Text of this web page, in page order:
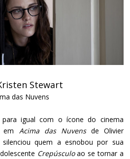
Stewart
das Nuvens
igual com o ícone do cinema
em Acima das Nuvens de Olivier
silenciou quem a esnobou por sua
Crepúsculoao se tornar a